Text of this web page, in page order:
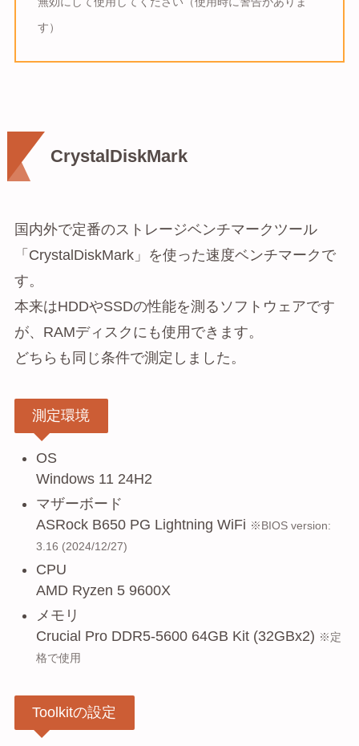
す）
CrystalDiskMark
国内外で定番のストレージベンチマークツール
「CrystalDiskMark」を使った速度ベンチマークで
す。
本来はHDDやSSDの性能を測るソフトウェアです
が、RAMディスクにも使用できます。
どちらも同じ条件で測定しました。
測定環境
OS
Windows 11 24H2
マザーボード
ASRock B650 PG Lightning WiFi ※BIOS version:
3.16 (2024/12/27)
CPU
AMD Ryzen 5 9600X
メモリ
Crucial Pro DDR5-5600 64GB Kit (32GBx2) ※定
格で使用
Toolkitの設定